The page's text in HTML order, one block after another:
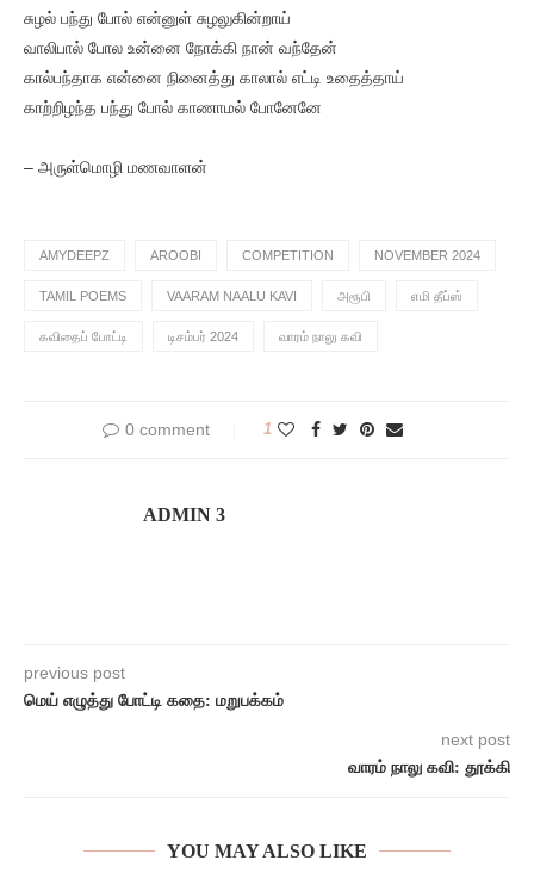
சுழல் பந்து போல் என்னுள் சுழலுகின்றாய்
வாலிபால் போல உன்னை நோக்கி நான் வந்தேன்
கால்பந்தாக என்னை நினைத்து காலால் எட்டி உதைத்தாய்
காற்றிழந்த பந்து போல் காணாமல் போனேனே
– அருள்மொழி மணவாளன்
AMYDEEPZ AROOBI COMPETITION NOVEMBER 2024
TAMIL POEMS VAARAM NAALU KAVI அரூபி எமி தீப்ஸ்
கவிதைப் போட்டி டிசம்பர் 2024 வாரம் நாலு கவி
0 comment 1
ADMIN 3
previous post
மெய் எழுத்து போட்டி கதை: மறுபக்கம்
next post
வாரம் நாலு கவி: தூக்கி
YOU MAY ALSO LIKE